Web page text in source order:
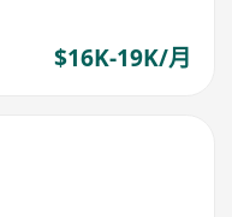
$16K-19K/月